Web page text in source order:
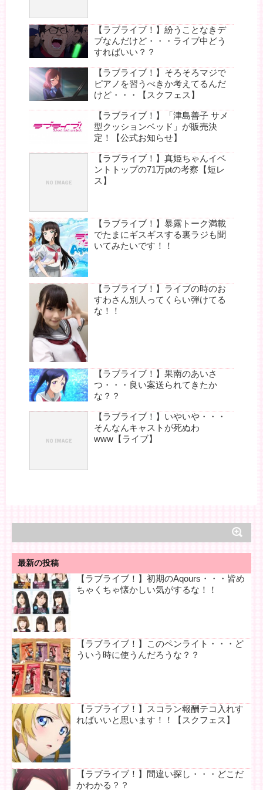
【ラブライブ！】紛うことなきデ
ブなんだけど・・・ライブ中どう
すればいい？？
【ラブライブ！】そろそろマジで
ピアノを習うべきか考えてるんだ
けど・・・【スクフェス】
【ラブライブ！】「津島善子 サメ
型クッションベッド」が販売決
定！【公式お知らせ】
【ラブライブ！】真姫ちゃんイベ
ントトップの71万ptの考察【短レ
ス】
【ラブライブ！】暴露トーク満載
でたまにギスギスする裏ラジも聞
いてみたいです！！
【ラブライブ！】ライブの時のお
すわさん別人ってくらい弾けてる
な！！
【ラブライブ！】果南のあいさ
つ・・・良い案送られてきたか
な？？
【ラブライブ！】いやいや・・・
そんなんキャストが死ぬわ
www【ライブ】
最新の投稿
【ラブライブ！】初期のAqours・・・皆め
ちゃくちゃ懐かしい気がするな！！
【ラブライブ！】このペンライト・・・ど
ういう時に使うんだろうな？？
【ラブライブ！】スコラン報酬テコ入れす
ればいいと思います！！【スクフェス】
【ラブライブ！】間違い探し・・・どこだ
かわかる？？